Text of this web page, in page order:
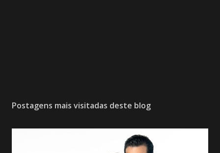
Postagens mais visitadas deste blog